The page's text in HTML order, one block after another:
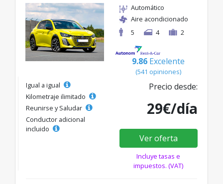
Automático
Aire acondicionado
5
4 2
9.86 Excelente
(541 opiniones)
Igual a igual
Kilometraje ilimitado
Reunirse y Saludar
Conductor adicional
incluido
Precio desde:
29€/día
Ver oferta
Incluye tasas e
impuestos. (VAT)